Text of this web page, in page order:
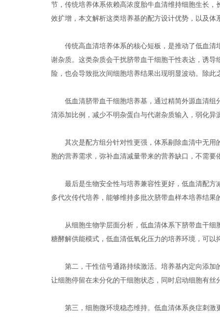
节，传统培养体系依赖高浓度胎牛血清维持细胞生长
效扩增，本文解析这类培养基的配方设计优势，以及体
传统高血清培养体系的核心短板，是推动了低血清
谢杂质。这类杂质会干扰脐带血干细胞干性表达，诱
险，也会导致批次间细胞培养结果出现明显波动。除
低血清脐带血干细胞培养基，通过精简外源血清组
清添加比例，减少不明杂蛋白与代谢杂质输入，弱化
其次是配方组分针对性更强，体系剔除血清中无用
胞的营养需求，弥补血清减量带来的营养缺口，不需
最后是生物安全性与培养兼容性更好，低血清配方
多代次传代培养，能够维持多批次脐带血样本培养结
从细胞生物学层面分析，低血清体系下脐带血干细
糖酵解供能模式，低血清低氧化压力的培养环境，可
第二，干性信号通路持续激活。培养基内定向添加
让细胞停留在未分化的干细胞状态，同时启动细胞有
第三，细胞微环境稳态维持。低血清体系炎症刺激